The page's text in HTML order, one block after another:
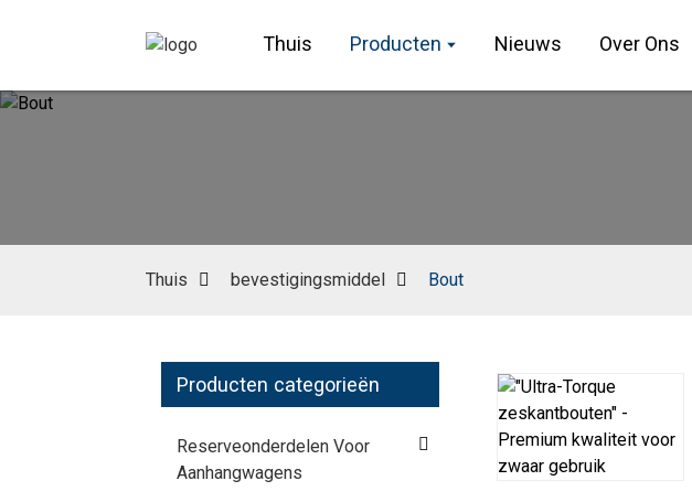
Thuis Producten Nieuws Over Ons
Thuis bevestigingsmiddel Bout
Producten categorieën
Reserveonderdelen Voor
Aanhangwagens